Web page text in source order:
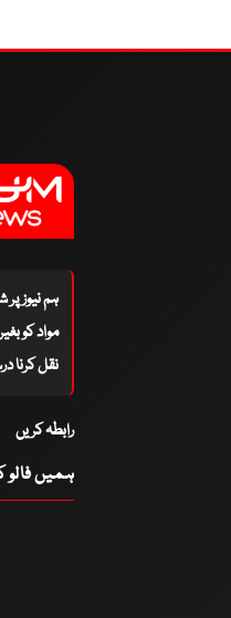
ہم نیوز
مواد کو
نقل کرنا
رابطہ کریں
ہمیں فالو